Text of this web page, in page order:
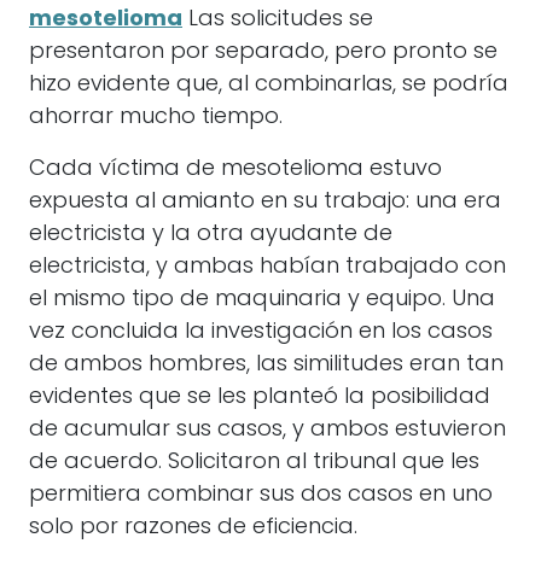
mesotelioma Las solicitudes se
presentaron por separado, pero pronto se
hizo evidente que, al combinarlas, se podría
ahorrar mucho tiempo.
Cada víctima de mesotelioma estuvo
expuesta al amianto en su trabajo: una era
electricista y la otra ayudante de
electricista, y ambas habían trabajado con
el mismo tipo de maquinaria y equipo. Una
vez concluida la investigación en los casos
de ambos hombres, las similitudes eran tan
evidentes que se les planteó la posibilidad
de acumular sus casos, y ambos estuvieron
de acuerdo. Solicitaron al tribunal que les
permitiera combinar sus dos casos en uno
solo por razones de eficiencia.